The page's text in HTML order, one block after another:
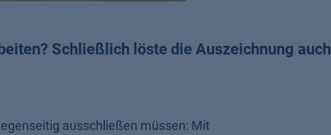
Schließlich löste die Auszeichnung auch
ausschließen müssen: Mit